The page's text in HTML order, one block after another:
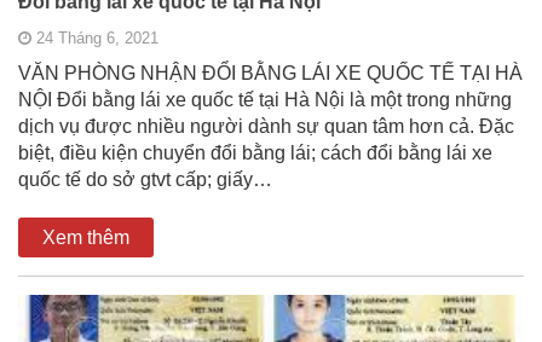
24 Tháng 6, 2021
VĂN PHÒNG NHẬN ĐỔI BẰNG LÁI XE QUỐC TẾ TẠI HÀ
NỘI Đổi bằng lái xe quốc tế tại Hà Nội là một trong những
dịch vụ được nhiều người dành sự quan tâm hơn cả. Đặc
biệt, điều kiện chuyển đổi bằng lái; cách đổi bằng lái xe
quốc tế do sở gtvt cấp; giấy…
Xem thêm